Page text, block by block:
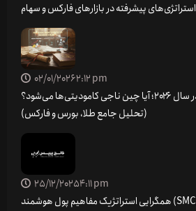
استراتژی‌های پیشرفته در بازارهای فارکس و سهام
02/01/20262:12 pm
چشم‌انداز بازارهای مالی در سال ۲۰۲۶؛ آیا چین ناجی کامودیتی‌ها می‌شود؟
(تحلیل جامع طلا، بورس و فارکس)
25/12/20254:11 pm